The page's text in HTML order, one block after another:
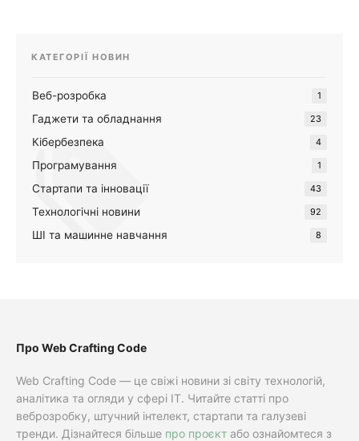
КАТЕГОРІЇ НОВИН
Веб-розробка 1
Гаджети та обладнання 23
Кібербезпека 4
Програмування 1
Стартапи та інновації 43
Технологічні новини 92
ШІ та машинне навчання 8
Про Web Crafting Code
Web Crafting Code — це свіжі новини зі світу технологій,
аналітика та огляди у сфері IT. Читайте статті про
веброзробку, штучний інтелект, стартапи та галузеві
тренди. Дізнайтеся більше про проєкт або ознайомтеся з